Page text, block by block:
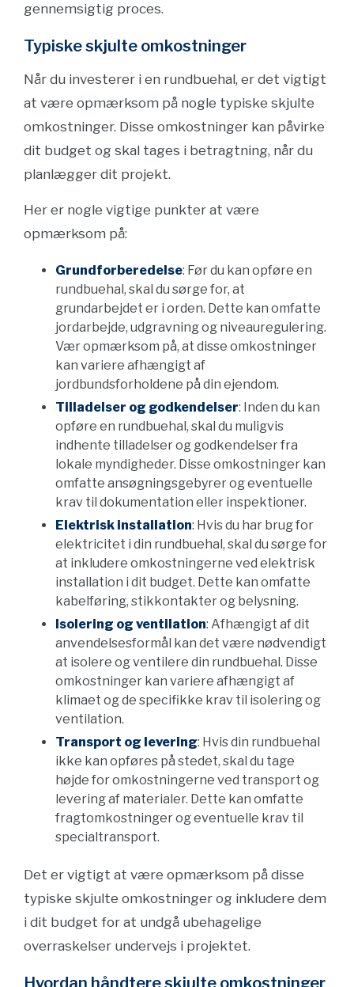
gennemsigtig proces.
Typiske skjulte omkostninger
Når du investerer i en rundbuehal, er det vigtigt
at være opmærksom på nogle typiske skjulte
omkostninger. Disse omkostninger kan påvirke
dit budget og skal tages i betragtning, når du
planlægger dit projekt.
Her er nogle vigtige punkter at være
opmærksom på:
Grundforberedelse: Før du kan opføre en
rundbuehal, skal du sørge for, at
grundarbejdet er i orden. Dette kan omfatte
jordarbejde, udgravning og niveauregulering.
Vær opmærksom på, at disse omkostninger
kan variere afhængigt af
jordbundsforholdene på din ejendom.
Tilladelser og godkendelser: Inden du kan
opføre en rundbuehal, skal du muligvis
indhente tilladelser og godkendelser fra
lokale myndigheder. Disse omkostninger kan
omfatte ansøgningsgebyrer og eventuelle
krav til dokumentation eller inspektioner.
Elektrisk installation: Hvis du har brug for
elektricitet i din rundbuehal, skal du sørge for
at inkludere omkostningerne ved elektrisk
installation i dit budget. Dette kan omfatte
kabelføring, stikkontakter og belysning.
Isolering og ventilation: Afhængigt af dit
anvendelsesformål kan det være nødvendigt
at isolere og ventilere din rundbuehal. Disse
omkostninger kan variere afhængigt af
klimaet og de specifikke krav til isolering og
ventilation.
Transport og levering: Hvis din rundbuehal
ikke kan opføres på stedet, skal du tage
højde for omkostningerne ved transport og
levering af materialer. Dette kan omfatte
fragtomkostninger og eventuelle krav til
specialtransport.
Det er vigtigt at være opmærksom på disse
typiske skjulte omkostninger og inkludere dem
i dit budget for at undgå ubehagelige
overraskelser undervejs i projektet.
Hvordan håndtere skjulte omkostninger